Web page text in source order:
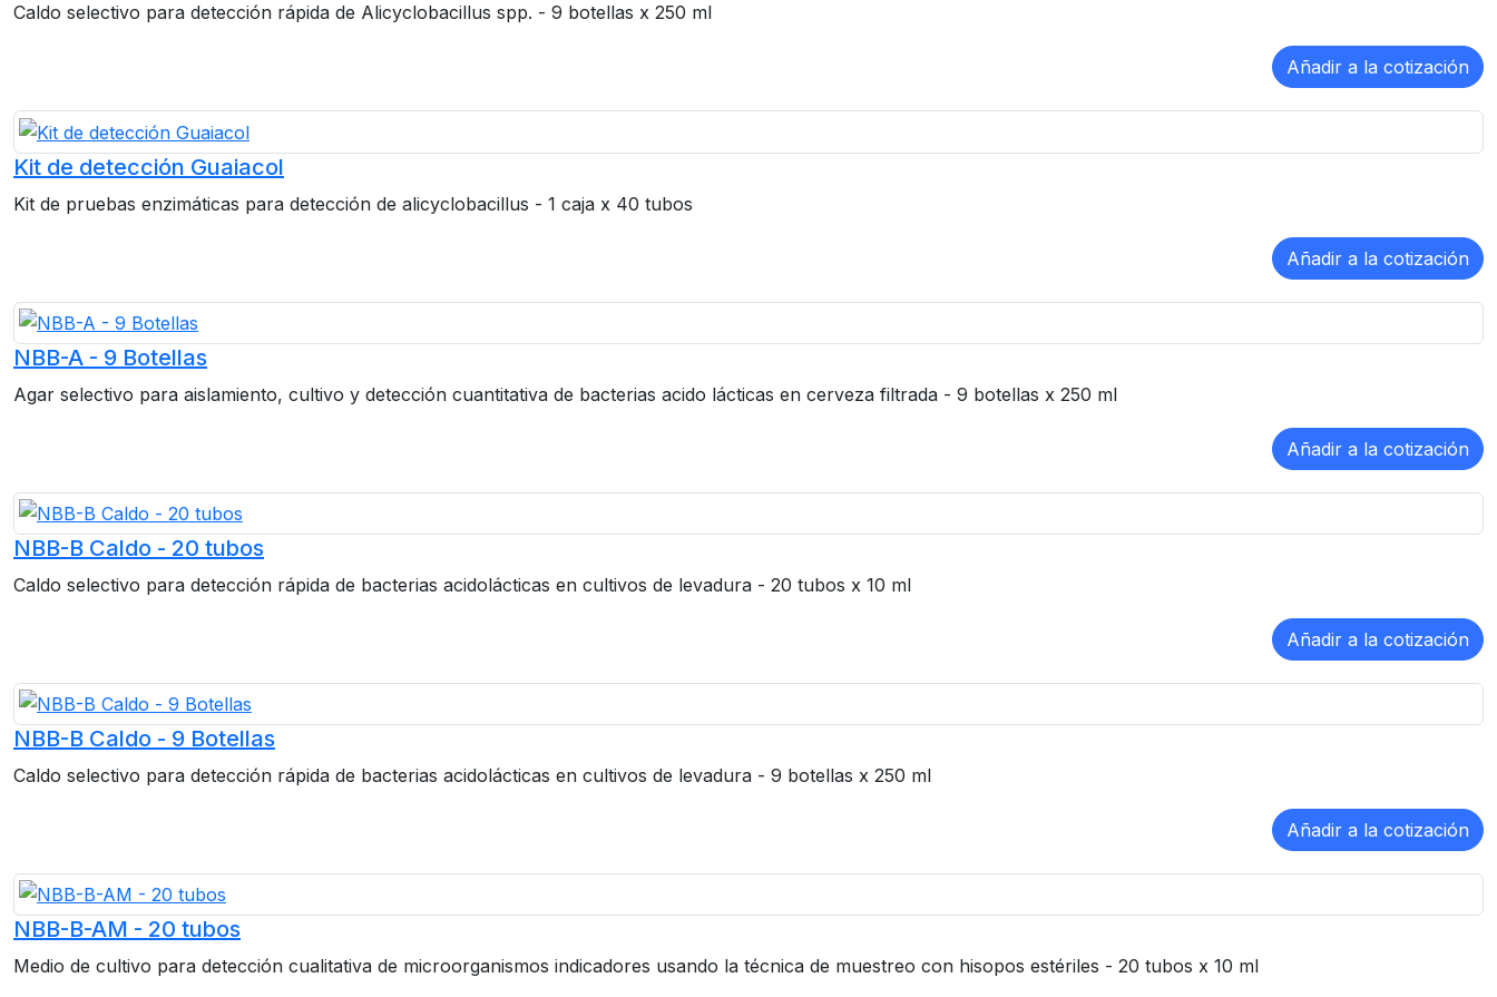
Caldo selectivo para detección rápida de Alicyclobacillus spp. - 9 botellas x 250 ml
Kit de detección Guaiacol
Kit de pruebas enzimáticas para detección de alicyclobacillus - 1 caja x 40 tubos
NBB-A - 9 Botellas
Agar selectivo para aislamiento, cultivo y detección cuantitativa de bacterias acido lácticas en cerveza filtrada - 9 botellas x 250 ml
NBB-B Caldo - 20 tubos
Caldo selectivo para detección rápida de bacterias acidolácticas en cultivos de levadura - 20 tubos x 10 ml
NBB-B Caldo - 9 Botellas
Caldo selectivo para detección rápida de bacterias acidolácticas en cultivos de levadura - 9 botellas x 250 ml
NBB-B-AM - 20 tubos
Medio de cultivo para detección cualitativa de microorganismos indicadores usando la técnica de muestreo con hisopos estériles - 20 tubos x 10 ml